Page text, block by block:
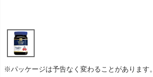
※パッケージは予告なく変わることがあります。